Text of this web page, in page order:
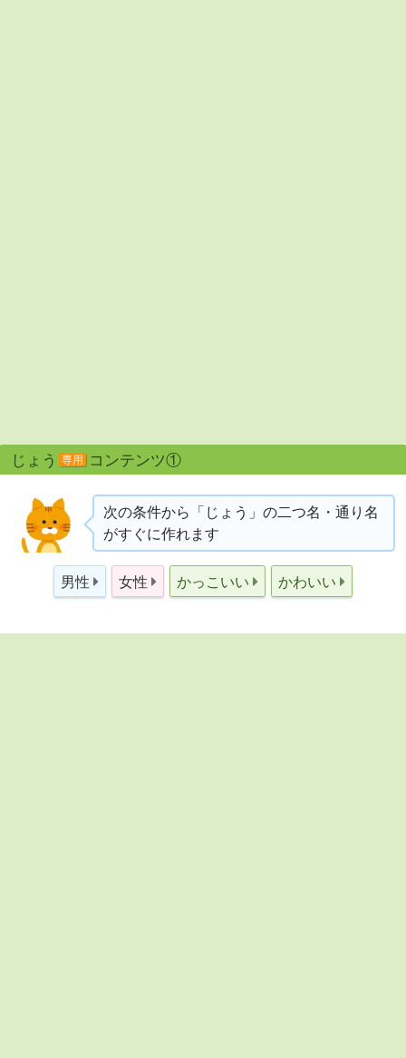
じょう 専用 コンテンツ①
次の条件から「じょう」の二つ名・通り名
がすぐに作れます
男性 女性 かっこいい かわいい